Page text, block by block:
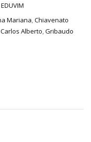
EDUVIM
Mariana,Chiavenato
Alberto,Gribaudo